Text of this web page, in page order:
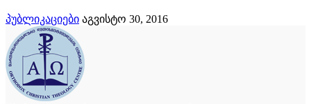
პუბლიკაციები აგვისტო 30, 2016